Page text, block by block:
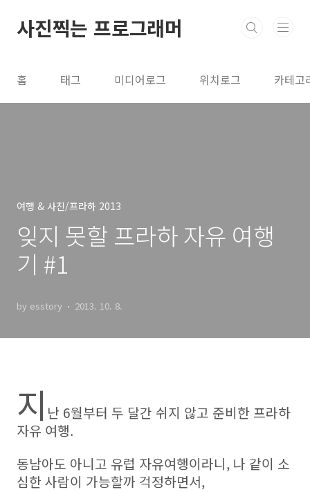
사진찍는 프로그래머
홈 태그 미디어로그 위치로그 카테고
여행 & 사진/프라하 2013
잊지 못할 프라하 자유 여행
기 #1
by esstory 2013. 10. 8.
지 난 6월부터 두 달간 쉬지 않고 준비한 프라하
자유 여행.
동남아도 아니고 유럽 자유여행이라니, 나 같이 소
심한 사람이 가능할까 걱정하면서,